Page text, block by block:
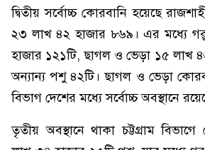
দ্বিতীয় সর্বোচ্চ কোরবানি হয়েছে
২৩ লাখ ৪২ হাজার ৮৬৯। এর মধ্যে
হাজার ১২১টি, ছাগল ও ভেড়া ১৫ লাখ
অন্যান্য পশু ৪২টি। ছাগল ও ভেড়া
বিভাগ দেশের মধ্যে সর্বোচ্চ অবস্থানে
তৃতীয় অবস্থানে থাকা চট্টগ্রাম